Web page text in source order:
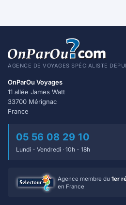
AGENCE DE VOYAGES SPÉCIALISTE
OnParOu Voyages
11 allée James Watt
33700 Mérignac
France
05 56 08 29 10
Lundi - Vendredi · 10h - 18h
Agence membre du 1er
en France